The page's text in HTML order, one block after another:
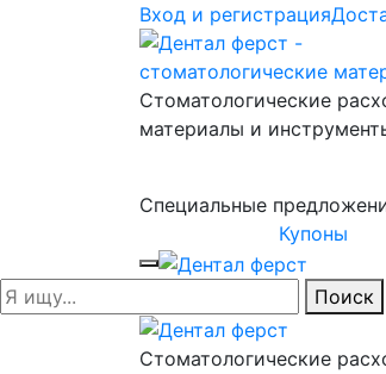
Вход и регистрация
Стоматологические
материалы и
Специальные
Купоны
Поиск
Стоматологические